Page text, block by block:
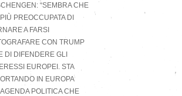
“SEMBRA CHE
PREOCCUPATA DI
A FARSI
CON TRUMP
DI DIFENDERE GLI
EUROPEI. STA
IN EUROPA
POLITICA CHE